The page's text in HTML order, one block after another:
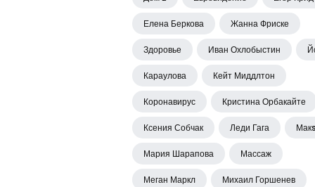
Елена Беркова Жанна Фриске
Здоровье Иван Охлобыстин
Караулова Кейт Миддлтон
Коронавирус Кристина Орбакайте
Ксения Собчак Леди Гага
Мария Шарапова Массаж
Меган Маркл Михаил Горшенев